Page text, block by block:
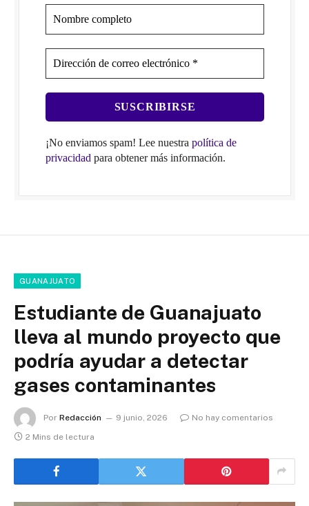
¡No enviamos spam! Lee nuestra política de
privacidad para obtener más información.
GUANAJUATO
Estudiante de Guanajuato
lleva al mundo proyecto que
podría ayudar a detectar
gases contaminantes
Por Redacción 9 junio, 2026
No hay comentarios
2 Mins de lectura